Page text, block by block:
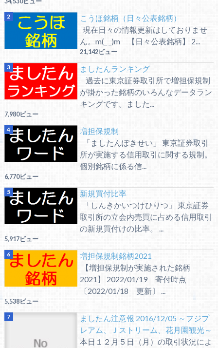
こうほ銘柄（日々公表銘柄）
現在日々の情報更新はしておりませ
ん。m(_ _)m 【日々公表銘柄】 2...
21,142ビュー
ましたんランキング
過去に東京証券取引所で増担保規制
が掛かった銘柄のいろんなデータラン
キングです。ました...
7,980ビュー
増担保規制
「ましたんぽきせい」 東京証券取引
所が実施する信用取引に関する規制。
個別銘柄に係る信...
6,770ビュー
新規買付比率
「しんきかいつけひりつ」 東京証券
取引所の立会内売買に占める信用取引
の新規買付けの比率。 ...
5,917ビュー
増担保規制銘柄2021
【増担保規制が実施された銘柄
2021】 2022/01/19 寄付時点
〔2022/01/18 更新〕 ...
5,538ビュー
ましたん注意報 2016/12/05 ～フジプ
レアム、Ｊストリーム、花月園観光～
本日１２月５日（月）の取引状況によ